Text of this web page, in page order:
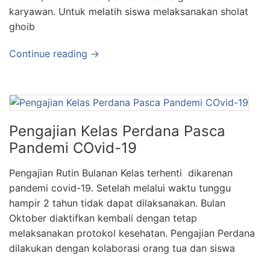
karyawan. Untuk melatih siswa melaksanakan sholat
ghoib
Continue reading →
Pengajian Kelas Perdana Pasca
Pandemi COvid-19
Pengajian Rutin Bulanan Kelas terhenti dikarenan
pandemi covid-19. Setelah melalui waktu tunggu
hampir 2 tahun tidak dapat dilaksanakan. Bulan
Oktober diaktifkan kembali dengan tetap
melaksanakan protokol kesehatan. Pengajian Perdana
dilakukan dengan kolaborasi orang tua dan siswa